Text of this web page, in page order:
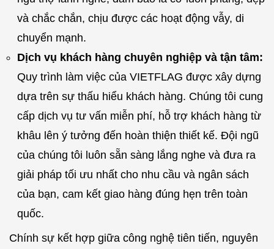
và chắc chắn, chịu được các hoạt động vẫy, di
chuyển mạnh.
Dịch vụ khách hàng chuyên nghiệp và tận tâm:
Quy trình làm việc của VIETFLAG được xây dựng
dựa trên sự thấu hiểu khách hàng. Chúng tôi cung
cấp dịch vụ tư vấn miễn phí, hỗ trợ khách hàng từ
khâu lên ý tưởng đến hoàn thiện thiết kế. Đội ngũ
của chúng tôi luôn sẵn sàng lắng nghe và đưa ra
giải pháp tối ưu nhất cho nhu cầu và ngân sách
của bạn, cam kết giao hàng đúng hẹn trên toàn
quốc.
Chính sự kết hợp giữa công nghệ tiên tiến, nguyên